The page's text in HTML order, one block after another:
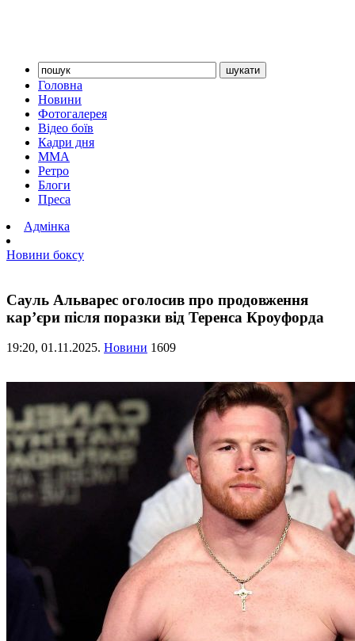
Головна
Новини
Фотогалерея
Відео боїв
Кадри дня
ММА
Ретро
Блоги
Преса
Адмінка
Новини боксу
Сауль Альварес оголосив про продовження
кар’єри після поразки від Теренса Кроуфорда
19:20, 01.11.2025. Новини 1609